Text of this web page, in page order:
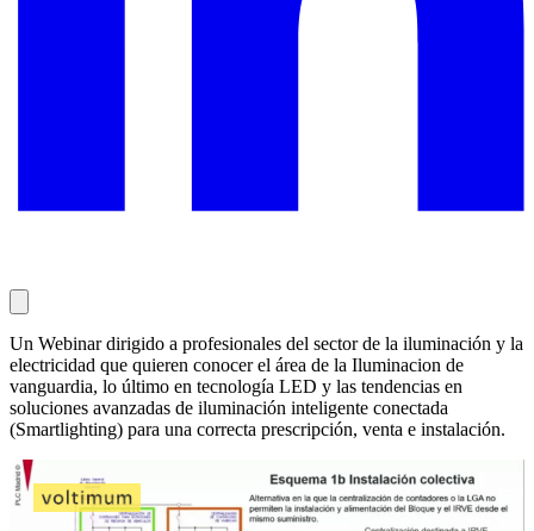
Un Webinar dirigido a profesionales del sector de la iluminación y la
electricidad que quieren conocer el área de la Iluminacion de
vanguardia, lo último en tecnología LED y las tendencias en
soluciones avanzadas de iluminación inteligente conectada
(Smartlighting) para una correcta prescripción, venta e instalación.